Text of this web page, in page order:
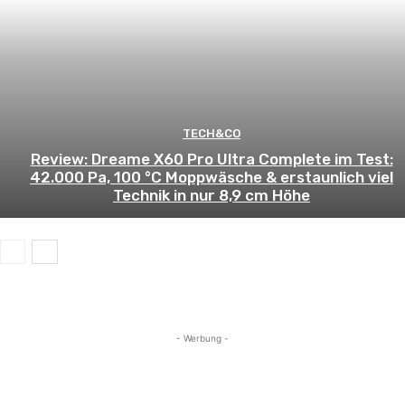
TECH&CO
Review: Dreame X60 Pro Ultra Complete im Test:
42.000 Pa, 100 °C Moppwäsche & erstaunlich viel
Technik in nur 8,9 cm Höhe
- Werbung -